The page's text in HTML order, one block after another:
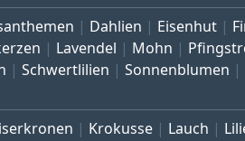
Dahlien Eisenhut
Lavendel Mohn
Schwertlilien Sonnenblumen
Krokusse Lauch